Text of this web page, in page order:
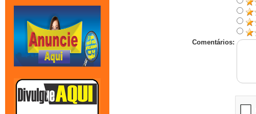
Comentários: